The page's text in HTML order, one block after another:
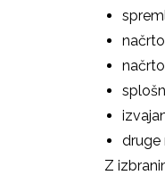
druge
Z